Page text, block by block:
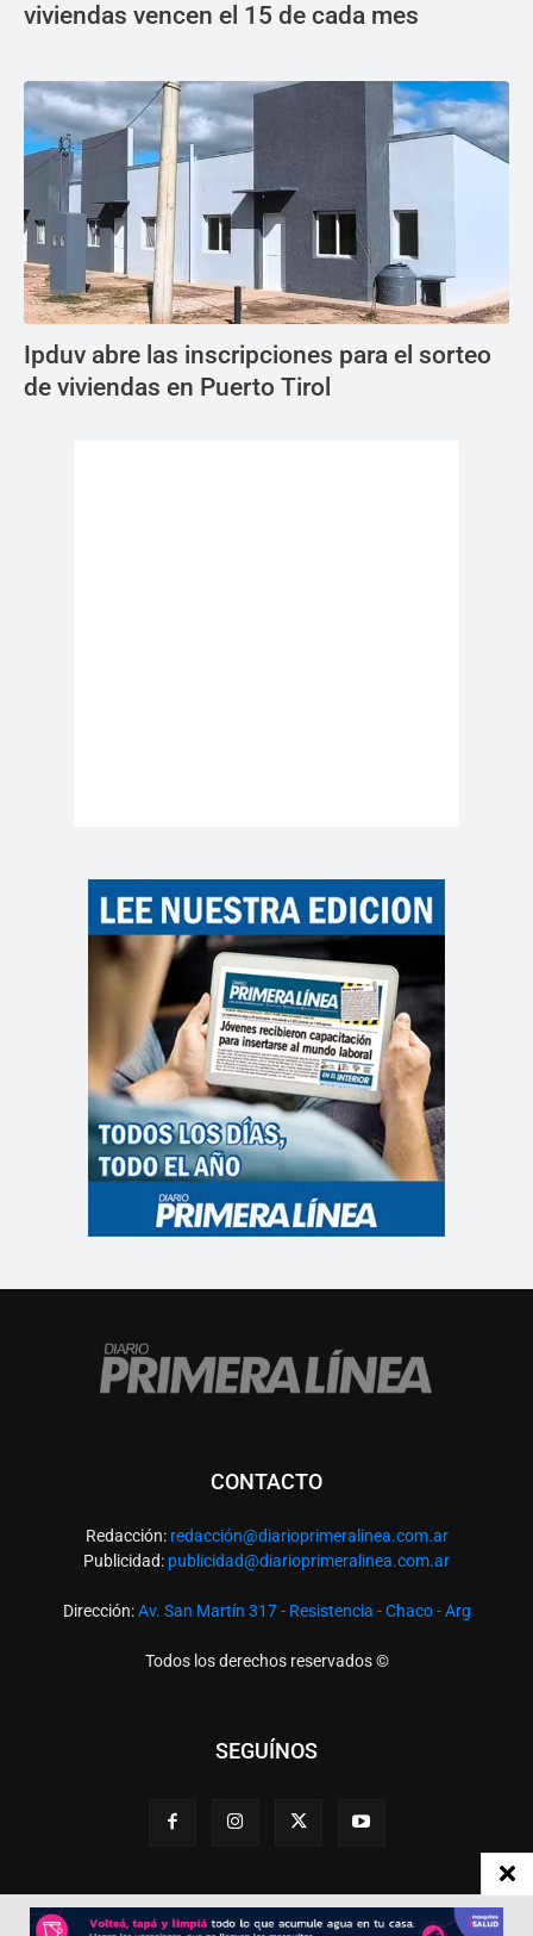
viviendas vencen el 15 de cada mes
Ipduv abre las inscripciones para el sorteo
de viviendas en Puerto Tirol
CONTACTO
Redacción: redacción@diarioprimeralinea.com.ar
Publicidad: publicidad@diarioprimeralinea.com.ar
Dirección:Av. San Martín 317 - Resistencia - Chaco - Arg
Todos los derechos reservados ©
SEGUÍNOS